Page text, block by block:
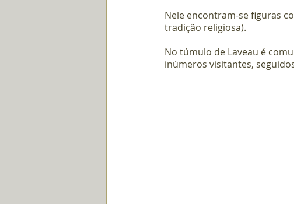
Nele encontram-se figuras
tradição religiosa).
No túmulo de Laveau é
inúmeros visitantes,